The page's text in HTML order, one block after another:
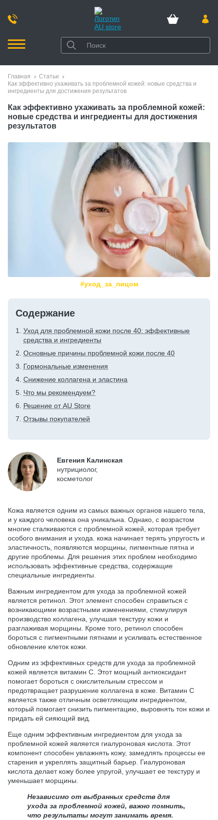
Главная
Статьи
Как эффективно ухаживать за проблемной кожей: новые средства и
ингредиенты для достижения результатов
Как эффективно ухаживать за проблемной кожей:
новые средства и ингредиенты для достижения
результатов
#уход_за_лицом
Содержание
Уход для проблемной кожи после 40: эффективные
средства и ингредиенты
Основные причины проблемной кожи после 40
Гормональные изменения
Снижение коллагена и эластина
Что мы рекомендуем?
Решение от AU Store
Отзывы покупателей
Евгения Калинская
нутрициолог,
косметолог
Кожа является одним из самых важных органов нашего тела,
и у каждого человека она уникальна. Однако, с возрастом
многие сталкиваются с проблемной кожей, которая требует
особого внимания и ухода. кожа начинает терять упругость и
эластичность, появляются морщины, пигментные пятна и
другие проблемы. Для решения этих проблем необходимо
использовать эффективные средства, содержащие
специальные ингредиенты.
Важным ингредиентом для ухода за проблемной кожей
является ретинол. Этот элемент способен справиться с
возникающими возрастными изменениями, стимулируя
производство коллагена, улучшая текстуру кожи и
разглаживая морщины. Кроме того, ретинол способен
бороться с пигментными пятнами и усиливать естественное
обновление клеток кожи.
Одним из эффективных средств для ухода за проблемной
кожей является витамин C. Этот мощный антиоксидант
помогает бороться с окислительным стрессом и
предотвращает разрушение коллагена в коже. Витамин C
является также отличным осветляющим ингредиентом,
который помогает снизить пигментацию, выровнять тон кожи и
придать ей сияющий вид.
Еще одним эффективным ингредиентом для ухода за
проблемной кожей является гиалуроновая кислота. Этот
компонент способен увлажнять кожу, замедлять процессы ее
старения и укреплять защитный барьер. Гиалуроновая
кислота делает кожу более упругой, улучшает ее текстуру и
уменьшает морщины.
Независимо от выбранных средств для
ухода за проблемной кожей, важно помнить,
что результаты могут занимать время.